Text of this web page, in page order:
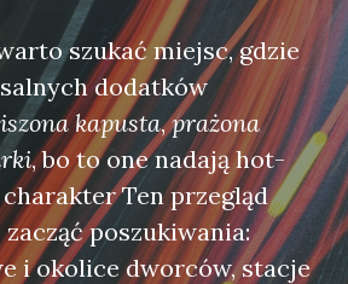
szukać miejsc, gdzie
dodatków
kapusta,prażona
, bo to one nadają hot-
Ten przegląd
poszukiwania:
i okolice dworców, stacje